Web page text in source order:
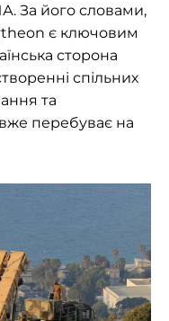
За його словами,
є ключовим
сторона
спільних
та
перебуває на